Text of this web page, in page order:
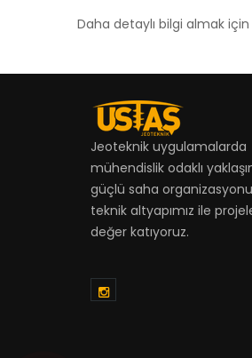
Daha detaylı bilgi almak için
Jeoteknik uygulamalarda
mühendislik odaklı
güçlü saha
teknik altyapımız ile
değer katıyoruz.